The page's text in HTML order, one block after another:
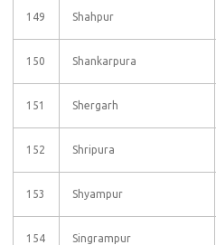
149 Shahpur
150 Shankarpura
151 Shergarh
152 Shripura
153 Shyampur
154 Singrampur